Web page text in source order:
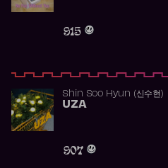
915
Shin Soo Hyun (신수현)
UZA
907